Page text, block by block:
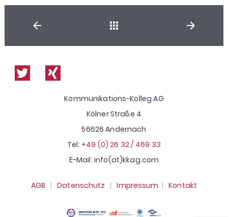
Kommunikations-Kolleg AG
Kölner Straße 4
56626 Andernach
Tel: +49 (0) 26 32 / 469 33
E-Mail: info(at)kkag.com
AGB |Datenschutz |Impressum |Kontakt